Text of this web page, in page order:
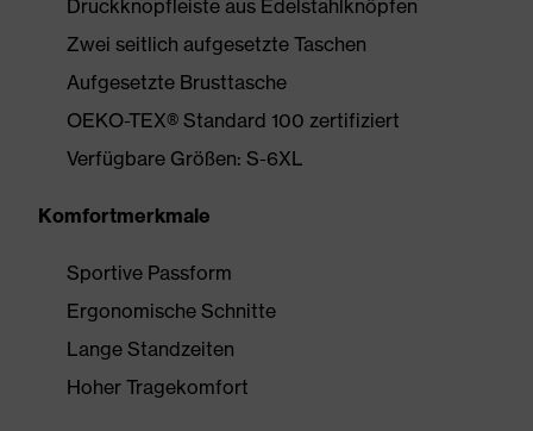
Druckknopfleiste aus Edelstahlknöpfen
Zwei seitlich aufgesetzte Taschen
Aufgesetzte Brusttasche
OEKO-TEX® Standard 100 zertifiziert
Verfügbare Größen: S-6XL
Komfortmerkmale
Sportive Passform
Ergonomische Schnitte
Lange Standzeiten
Hoher Tragekomfort